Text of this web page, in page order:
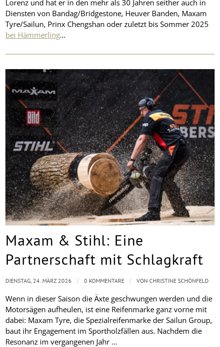
Lorenz und hat er in den mehr als 30 Jahren seither auch in
Diensten von Bandag/Bridgestone, Heuver Banden, Maxam
Tyre/Sailun, Prinx Chengshan oder zuletzt bis Sommer 2025
bei Hämmerling…
Maxam & Stihl: Eine
Partnerschaft mit Schlagkraft
Wenn in dieser Saison die Äxte geschwungen werden und die
Motorsägen aufheulen, ist eine Reifenmarke ganz vorne mit
dabei: Maxam Tyre, die Spezialreifenmarke der Sailun Group,
baut ihr Engagement im Sportholzfällen aus. Nachdem die
Resonanz im vergangenen Jahr …
DIENSTAG, 24. MÄRZ 2026 / 0 KOMMENTARE / VONCHRISTINE SCHÖNFELD